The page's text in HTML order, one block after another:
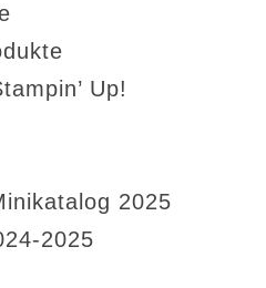
Up!
2025
2025